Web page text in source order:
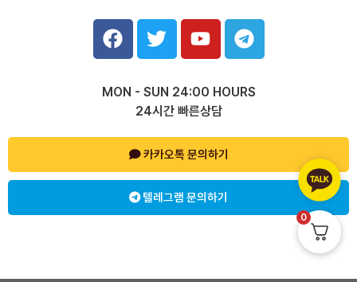
F
a
c
b
o
T
w
i
t
e
r
Y
o
u
u
b
e
T
e
l
g
a
MON - SUN 24:00 HOURS
24시간 빠른상담
카카오톡 문의하기
텔레그램 문의하기
0